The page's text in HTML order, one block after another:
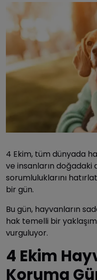
4 Ekim, tüm dünyada
ve insanların doğadaki
sorumluluklarını
bir gün.
Bu gün, hayvanların
hak temelli bir
vurguluyor.
4 Ekim
Koruma